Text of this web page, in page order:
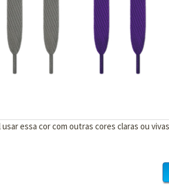
essa cor com outras cores claras ou